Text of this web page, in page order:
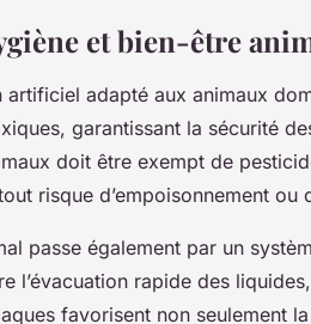
et bien-être
artificiel adapté aux animaux
garantissant la sécurité
doit être exempt de
risque d’empoisonnement ou
passe également par un
l’évacuation rapide des
favorisent non seulement